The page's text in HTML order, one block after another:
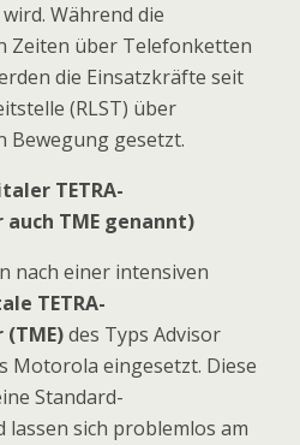
Während die
Zeiten über Telefonketten
die Einsatzkräfte seit
(RLST) über
Bewegung gesetzt.
TETRA-
TME genannt)
nach einer intensiven
TETRA-
des Typs Advisor
Motorola eingesetzt. Diese
Standard-
sich problemlos am